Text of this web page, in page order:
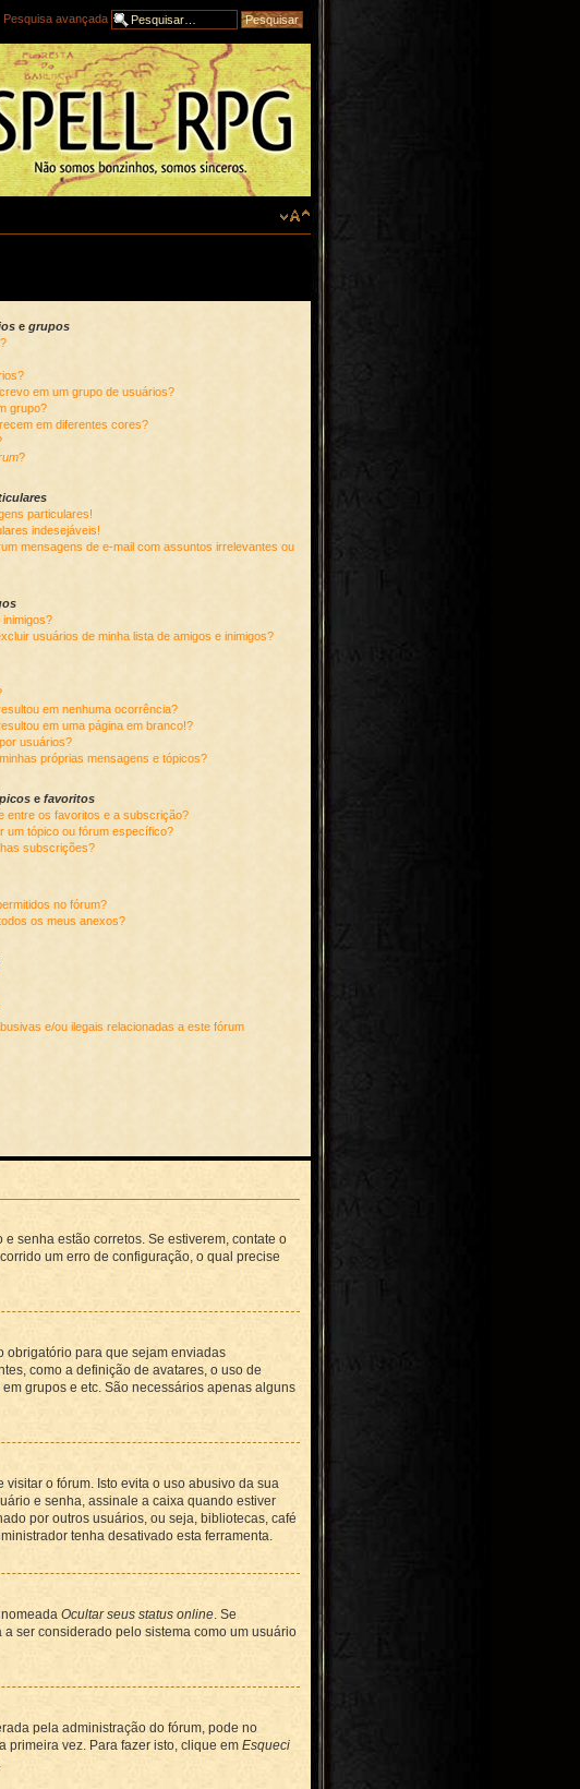
Pesquisa avançada
egrupos
em um grupo de usuários?
grupo?
em diferentes cores?
?
particulares!
indesejáveis!
mensagens de e-mail com assuntos irrelevantes ou
usuários de minha lista de amigos e inimigos?
em nenhuma ocorrência?
em uma página em branco!?
usuários?
próprias mensagens e tópicos?
efavoritos
entre os favoritos e a subscrição?
um tópico ou fórum específico?
subscrições?
no fórum?
os meus anexos?
e/ou ilegais relacionadas a este fórum
senha estão corretos. Se estiverem, contate o
um erro de configuração, o qual precise
obrigatório para que sejam enviadas
como a definição de avatares, o uso de
grupos e etc. São necessários apenas alguns
o fórum. Isto evita o uso abusivo da sua
e senha, assinale a caixa quando estiver
por outros usuários, ou seja, bibliotecas, café
tenha desativado esta ferramenta.
Ocultar seus status online. Se
ser considerado pelo sistema como um usuário
pela administração do fórum, pode no
primeira vez. Para fazer isto, clique em Esqueci